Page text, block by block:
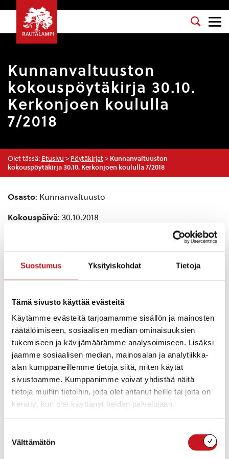
Suostumus Yksityiskohdat Tietoja
Tämä sivusto käyttää evästeitä
Käytämme evästeitä tarjoamamme sisällön ja mainosten
räätälöimiseen, sosiaalisen median ominaisuuksien
tukemiseen ja kävijämäärämme analysoimiseen. Lisäksi
jaamme sosiaalisen median, mainosalan ja analytiikka-
alan kumppaneillemme tietoja siitä, miten käytät
sivustoamme. Kumppanimme voivat yhdistää näitä
tietoja muihin tietoihin, joita olet antanut heille tai joita on
kerätty, kun olet käyttänyt heidän palvelujaan.
valinta
Välttämätön
Kunnanvaltuuston
kokouspöytäkirja 30.10.
Kerkonjoen koululla
7/2018
Olet tässä: Etusivu > Pöytäkirjat > Kunnanvaltuuston
kokouspöytäkirja 30.10. Kerkonjoen koululla 7/2018
Osasto: Kunnanvaltuusto
Kokouspäivä: 30.10.2018
Talousarvion 2018 toteutuminen 1.1.-31.8.2018, tekninen
toimi, ympäristönsuo-jelu sekä hallinto
perusturva ja sivistystoimi
Hallintokuntien toimenpiteet tarkastuslautakunnan
arviointikertomukseen 2017, yleis- ja taloushallinto
Hallintokuntien toimenpiteet tarkastuslautakunnan
arviointikertomukseen 2017, elinvoimalautakunta
Hallintokuntien toimenpiteet tarkastuslautakunnan
arviointikertomukseen 2017, perusturvalautakunta
Hallintokuntien toimenpiteet tarkastuslautakunnan
arviointikertomukseen 2017, tekninen toimi
Hallintokuntien toimenpiteet tarkastuslautakunnan
arviointikertomukseen 2017, sivistystoimi
Kiinteistöveron määrääminen vuodelle 2019
Tarjous Västinniemen tontista